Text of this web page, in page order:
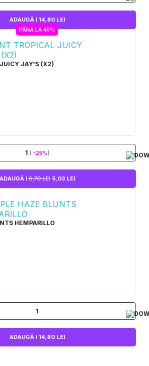
ADAUGĂ I 14,80 LEI
PÂNĂ LA 45%
JAY'S (X2)
1 ( -25%)
ADAUGĂ I6,70 LEI5,03 LEI
HEMPARILLO
1
ADAUGĂ I 14,80 LEI